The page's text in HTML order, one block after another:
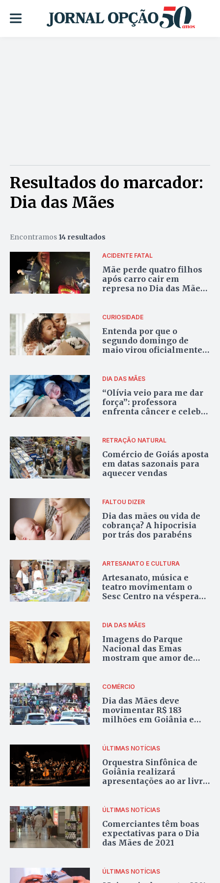
Resultados do marcador:
Dia das Mães
Encontramos 14 resultados
ACIDENTE FATAL
Mãe perde quatro filhos
após carro cair em
represa no Dia das Mães
CURIOSIDADE
Entenda por que o
segundo domingo de
maio virou oficialmente o
DIA DAS MÃES
“Olívia veio para me dar
força”: professora
enfrenta câncer e celebra
RETRAÇÃO NATURAL
Comércio de Goiás aposta
em datas sazonais para
aquecer vendas
FALTOU DIZER
Dia das mães ou vida de
cobrança? A hipocrisia
por trás dos parabéns
ARTESANATO E CULTURA
Artesanato, música e
teatro movimentam o
Sesc Centro na véspera
DIA DAS MÃES
Imagens do Parque
Nacional das Emas
mostram que amor de
COMÉRCIO
Dia das Mães deve
movimentar R$ 183
milhões em Goiânia e
ÚLTIMAS NOTÍCIAS
Orquestra Sinfônica de
Goiânia realizará
apresentações ao ar livre
ÚLTIMAS NOTÍCIAS
Comerciantes têm boas
expectativas para o Dia
das Mães de 2021
ÚLTIMAS NOTÍCIAS